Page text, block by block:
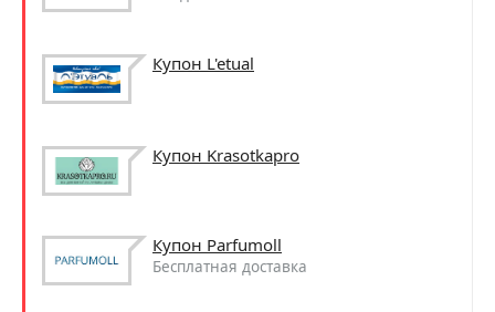
Купон L'etual
Купон Krasotkapro
Купон Parfumoll
Бесплатная доставка